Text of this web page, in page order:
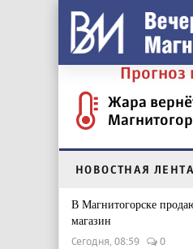
Прогноз
Жара
НОВОСТНАЯ ЛЕНТА
В Магнитогорске
магазин
Сегодня, 08:59 0